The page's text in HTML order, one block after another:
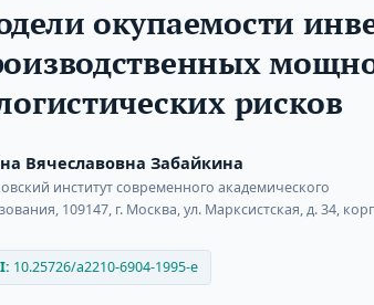
окупаемости
рисков
Вячеславовна Забайкина
институт современного академического
109147, г. Москва, ул. Марксистская, д. 34,
10.25726/a2210-6904-1995-e